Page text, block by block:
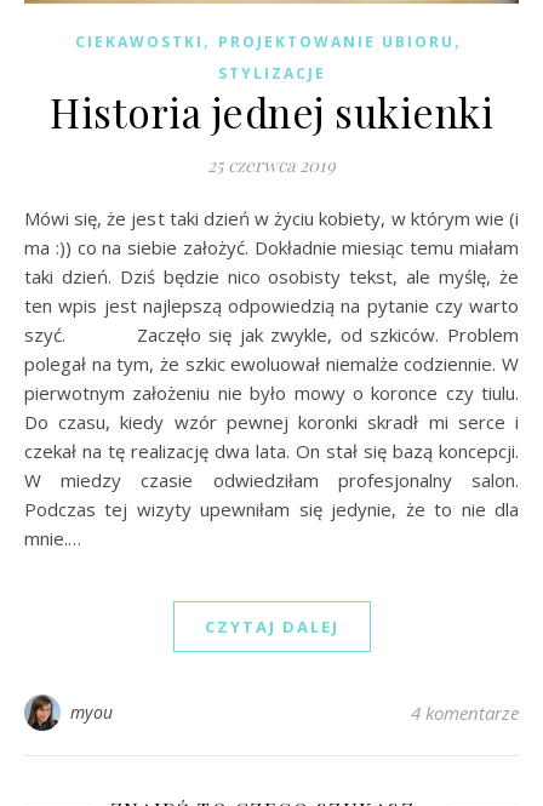
CIEKAWOSTKI , PROJEKTOWANIE UBIORU ,
STYLIZACJE
Historia jednej sukienki
25 czerwca 2019
Mówi się, że jest taki dzień w życiu kobiety, w którym wie (i
ma :)) co na siebie założyć. Dokładnie miesiąc temu miałam
taki dzień. Dziś będzie nico osobisty tekst, ale myślę, że
ten wpis jest najlepszą odpowiedzią na pytanie czy warto
szyć. Zaczęło się jak zwykle, od szkiców. Problem
polegał na tym, że szkic ewoluował niemalże codziennie. W
pierwotnym założeniu nie było mowy o koronce czy tiulu.
Do czasu, kiedy wzór pewnej koronki skradł mi serce i
czekał na tę realizację dwa lata. On stał się bazą koncepcji.
W miedzy czasie odwiedziłam profesjonalny salon.
Podczas tej wizyty upewniłam się jedynie, że to nie dla
mnie.…
CZYTAJ DALEJ
myou 4 komentarze